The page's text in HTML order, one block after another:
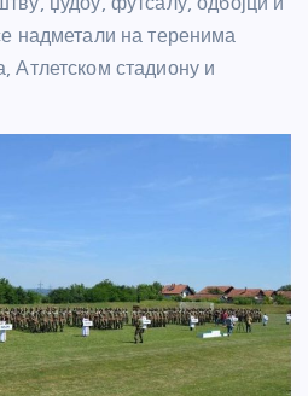
надметали на теренима
Атлетском стадиону и